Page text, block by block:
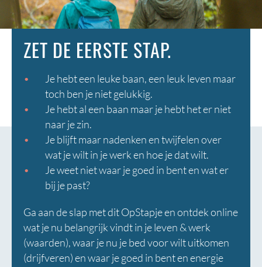
ZET DE EERSTE STAP.
Je hebt een leuke baan, een leuk leven maar
toch ben je niet gelukkig.
Je hebt al een baan maar je hebt het er niet
naar je zin.
Je blijft maar nadenken en twijfelen over
wat je wilt in je werk en hoe je dat wilt.
Je weet niet waar je goed in bent en wat er
bij je past?
Ga aan de slap met dit OpStapje en ontdek online
wat je nu belangrijk vindt in je leven & werk
(waarden), waar je nu je bed voor wilt uitkomen
(drijfveren) en waar je goed in bent en energie